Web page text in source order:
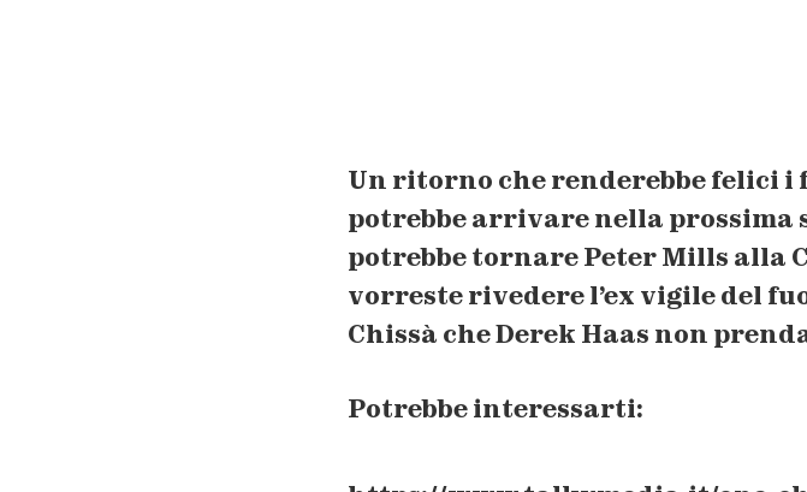
Un ritorno che renderebbe felici i
potrebbe arrivare nella prossima
potrebbe tornarePeter Mills alla
vorreste rivedere l’ex vigile del
Chissà cheDerek Haas non
Potrebbe interessarti: